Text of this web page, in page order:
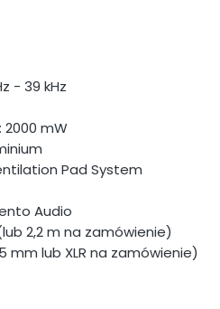
- 39 kHz
mW
Pad System
Audio
2,2 m na zamówienie)
mm lub XLR na zamówienie)